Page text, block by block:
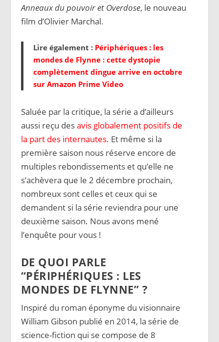
Anneaux du pouvoir et Overdose, le nouveau
film d’Olivier Marchal.
Lire également : Périphériques : les
mondes de Flynne : cette dystopie
complètement dingue arrive en octobre
sur Amazon Prime Video
Saluée par la critique, la série a d’ailleurs
aussi reçu desavis globalement positifs de
la part des internautes. Et même si la
première saison nous réserve encore de
multiples rebondissements et qu’elle ne
s’achèvera que le 2 décembre prochain,
nombreux sont celles et ceux qui se
demandent si la série reviendra pour une
deuxième saison. Nous avons mené
l’enquête pour vous !
DE QUOI PARLE
“PÉRIPHÉRIQUES : LES
MONDES DE FLYNNE” ?
Inspiré du roman éponyme du visionnaire
William Gibson publié en 2014, la série de
science-fiction qui se compose de 8